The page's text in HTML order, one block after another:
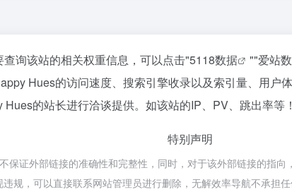
询该站的相关权重信息，可以点击"5118数据 ""爱站
Hues的访问速度、搜索引擎收录以及索引量、用户
的站长进行洽谈提供。如该站的IP、PV、跳出率等！
特别声明
保证外部链接的准确性和完整性，同时，对于该外部链接的指
规，可以直接联系网站管理员进行删除，无解效率导航不承担任